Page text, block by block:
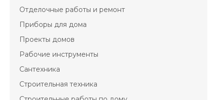
Отделочные работы и ремонт
Приборы для дома
Проекты домов
Рабочие инструменты
Сантехника
Строительная техника